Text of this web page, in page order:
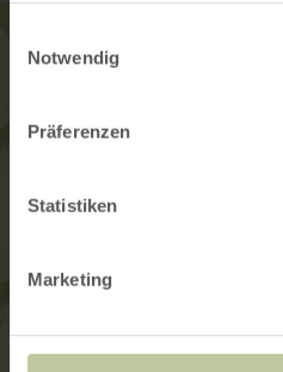
Notwendig
Präferenzen
Statistiken
Marketing